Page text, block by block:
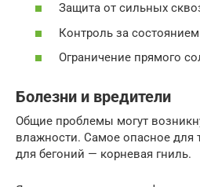
Защита от сильных
Контроль за
Ограничение прямого
Болезни и вредители
Общие проблемы могут
влажности. Самое опасное для
для бегоний — корневая гниль.